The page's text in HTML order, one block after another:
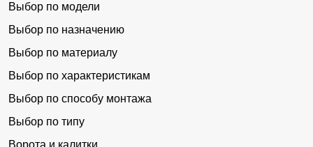
Выбор по модели
Выбор по назначению
Выбор по материалу
Выбор по характеристикам
Выбор по способу монтажа
Выбор по типу